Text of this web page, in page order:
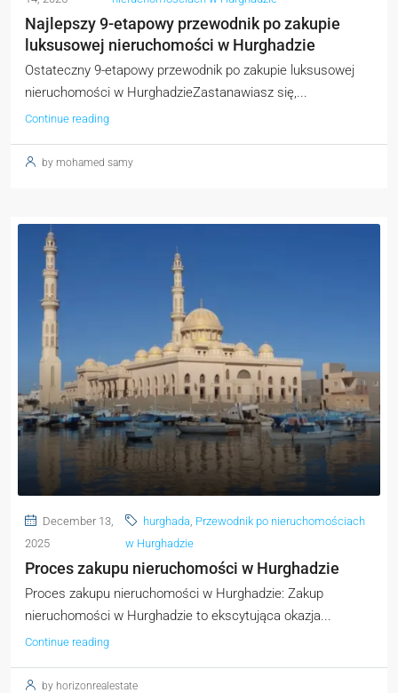
Najlepszy 9-etapowy przewodnik po zakupie
luksusowej nieruchomości w Hurghadzie
Ostateczny 9-etapowy przewodnik po zakupie luksusowej
nieruchomości w HurghadzieZastanawiasz się,...
Continue reading
by mohamed samy
December 13,
2025
hurghada Przewodnik po nieruchomościach
w Hurghadzie
Proces zakupu nieruchomości w Hurghadzie
Proces zakupu nieruchomości w Hurghadzie: Zakup
nieruchomości w Hurghadzie to ekscytująca okazja...
Continue reading
by horizonrealestate